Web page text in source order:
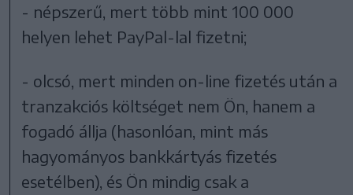
- népszerű, mert több mint 100 000
helyen lehet PayPal-lal fizetni;
- olcsó, mert minden on-line fizetés után a
tranzakciós költséget nem Ön, hanem a
fogadó állja (hasonlóan, mint más
hagyományos bankkártyás fizetés
esetélben), és Ön mindig csak a